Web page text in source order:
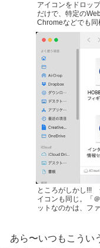
アイコンをドロッ
だけで、特定の
Chromeなどでも同
ところがしかし!!!
イコンも同じ。「
ットなのかは、フ
あら〜いつもこうい